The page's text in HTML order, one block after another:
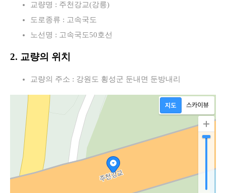
교량명 : 주천강교(강릉)
도로종류 : 고속국도
노선명 : 고속국도50호선
2. 교량의 위치
교량의 주소 : 강원도 횡성군 둔내면 둔방내리